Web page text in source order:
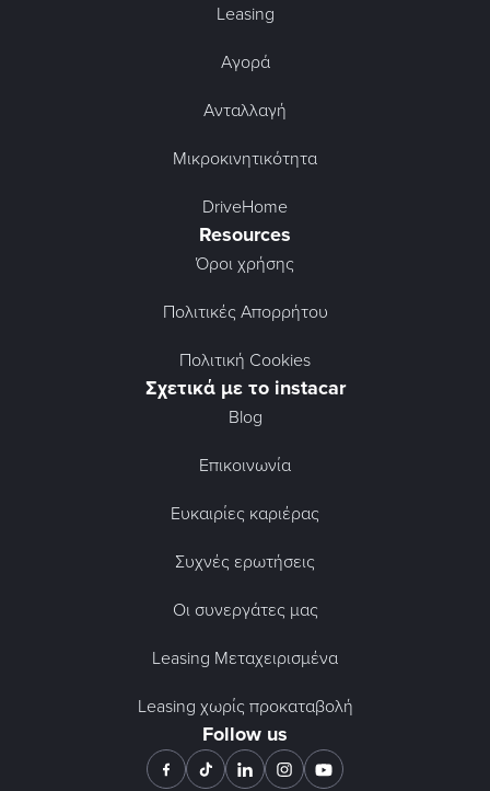
Leasing
Αγορά
Ανταλλαγή
Μικροκινητικότητα
DriveHome
Resources
Όροι χρήσης
Πολιτικές Απορρήτου
Πολιτική Cookies
Σχετικά με το instacar
Blog
Επικοινωνία
Ευκαιρίες καριέρας
Συχνές ερωτήσεις
Οι συνεργάτες μας
Leasing Μεταχειρισμένα
Leasing χωρίς προκαταβολή
Follow us